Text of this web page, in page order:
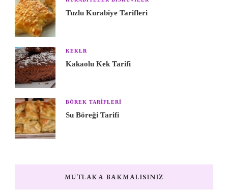
Tuzlu Kurabiye Tarifleri
KEKLR
Kakaolu Kek Tarifi
BÖREK TARIFLERI
Su Böreği Tarifi
MUTLAKA BAKMALISINIZ